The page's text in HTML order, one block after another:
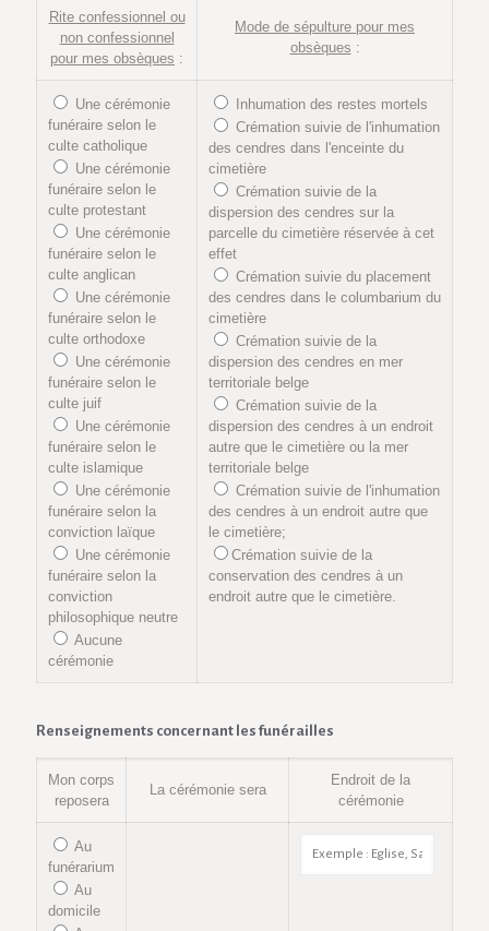
Rite confessionnel ou
non confessionnel
pour mes obsèques :
Mode de sépulture pour mes
obsèques :
Une cérémonie
funéraire selon le
culte catholique
Une cérémonie
funéraire selon le
culte protestant
Une cérémonie
funéraire selon le
culte anglican
Une cérémonie
funéraire selon le
culte orthodoxe
Une cérémonie
funéraire selon le
culte juif
Une cérémonie
funéraire selon le
culte islamique
Une cérémonie
funéraire selon la
conviction laïque
Une cérémonie
funéraire selon la
conviction
philosophique neutre
Aucune
cérémonie
Inhumation des restes mortels
Crémation suivie de l'inhumation
des cendres dans l'enceinte du
cimetière
Crémation suivie de la
dispersion des cendres sur la
parcelle du cimetière réservée à cet
effet
Crémation suivie du placement
des cendres dans le columbarium du
cimetière
Crémation suivie de la
dispersion des cendres en mer
territoriale belge
Crémation suivie de la
dispersion des cendres à un endroit
autre que le cimetière ou la mer
territoriale belge
Crémation suivie de l'inhumation
des cendres à un endroit autre que
le cimetière;
Crémation suivie de la
conservation des cendres à un
endroit autre que le cimetière.
Renseignements concernant les funérailles
Mon corps
reposera
La cérémonie sera
Endroit de la
cérémonie
Au
funérarium
Au
domicile